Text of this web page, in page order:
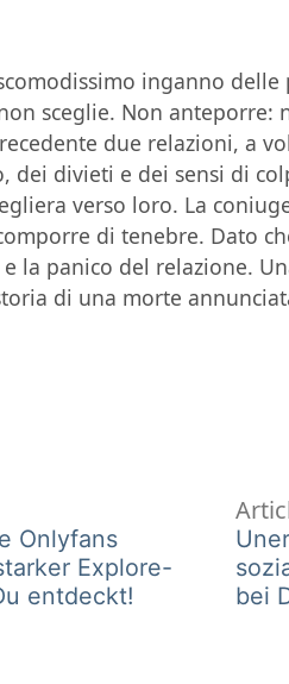
inganno
sceglie. Non
due relazioni, a
divieti e dei sensi di
verso loro. La
di tenebre. Dato
la panico del relazione.
di una morte
:
Onlyfans
Explore-
entdeckt!
bei